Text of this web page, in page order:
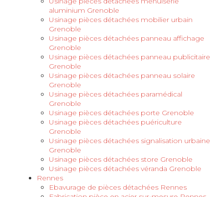
aluminium Grenoble
Usinage pièces détachées mobilier urbain
Grenoble
Usinage pièces détachées panneau affichage
Grenoble
Usinage pièces détachées panneau publicitaire
Grenoble
Usinage pièces détachées panneau solaire
Grenoble
Usinage pièces détachées paramédical
Grenoble
Usinage pièces détachées porte Grenoble
Usinage pièces détachées puériculture
Grenoble
Usinage pièces détachées signalisation urbaine
Grenoble
Usinage pièces détachées store Grenoble
Usinage pièces détachées véranda Grenoble
Rennes
Ebavurage de pièces détachées Rennes